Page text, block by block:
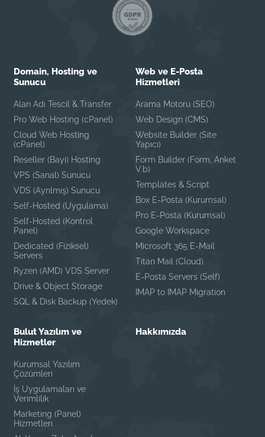
Domain, Hosting ve
Sunucu
Alan Adı Tescil & Transfer
Pro Web Hosting (cPanel)
Cloud Web Hosting
(cPanel)
Reseller (Bayi) Hosting
VPS (Sanal) Sunucu
VDS (Ayrılmış) Sunucu
Self-Hosted (Uygulama)
Self-Hosted (Kontrol
Panel)
Dedicated (Fiziksel)
Servers
Ryzen (AMD) VDS Server
Drive & Object Storage
SQL & Disk Backup (Yedek)
Web ve E-Posta
Hizmetleri
Arama Motoru (SEO)
Web Design (CMS)
Website Builder (Site
Yapıcı)
Form Builder (Form, Anket
V.b)
Templates & Script
Box E-Posta (Kurumsal)
Pro E-Posta (Kurumsal)
Google Workspace
Microsoft 365 E-Mail
Titan Mail (Cloud)
E-Posta Servers (Self)
IMAP to IMAP Migration
Bulut Yazılım ve
Hizmetler
Kurumsal Yazılım
Çözümleri
İş Uygulamaları ve
Verimlilik
Marketing (Panel)
Hizmetleri
Hakkımızda